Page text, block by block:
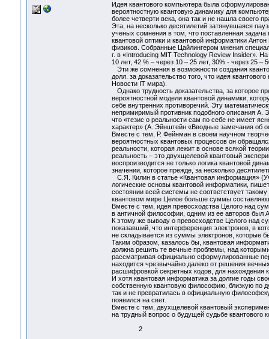
Идея квантового компьютера была
вероятностную квантовую динамику для
более четверти века, она так и не нашла своего
Эта, на несколько десятилетий затянувшаяся
ученых сомнения в том, что поставленная
квантовой оптики и квантовой информатики
физиков. Собранные Цайлингером мнения
г. в «Introducing MIT Technology Review Insider».
10 лет, 42 % – через 10 – 25 лет, 30% - через 25 –
Эти же сомнения в возможности создания
долл. за доказательство того, что идея
Новости IT мира).
Однако трудность доказательства, за которое
вероятностной модели квантовой динамики,
себе внутренних противоречий. Эту
непримиримый противник подобного описания А.
что «тезис о реальности сам по себе не имеет
характер» (А. Эйнштейн «Вводные замечания об
Вместе с тем, Р. Фейнман в своем научном
вероятностных квантовых процессов он
реальности, которая лежит в основе всякой
реальность – это двухщелевой квантовый
воспроизводится не только логика квантовой
значении, которое прежде, за несколько
С.Я. Килин в статье «Квантовая информация»
логические основы квантовой информатики,
состоянии всей системы не соответствует
квантовом мире Целое больше суммы
Вместе с тем, идея превосходства Целого над
в античной философии, одним из ее авторов был
К этому же выводу о превосходстве Целого над
показавший, что интерференция электронов, в
не складывается из суммы электронов, которые
Таким образом, казалось бы, квантовая
должна решить те вечные проблемы, над
рассматривая официально сформулированные
находится чрезвычайно далеко от решения
расшифровкой секретных кодов, для нахождения
И хотя квантовая информатика за долгие годы
собственную квантовую философию, близкую по
так и не превратилась в официальную
появился на свет.
Вместе с тем, двухщелевой квантовый
на трудный вопрос о будущей судьбе квантового
2